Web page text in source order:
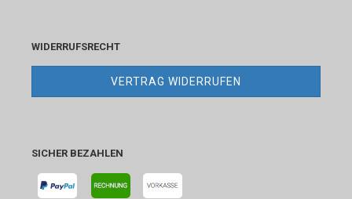
WIDERRUFSRECHT
VERTRAG WIDERRUFEN
SICHER BEZAHLEN